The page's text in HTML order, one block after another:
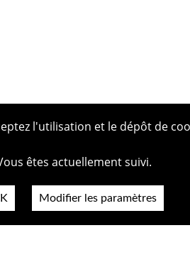
l'utilisation et le dépôt de
êtes actuellement suivi.
Modifier les paramètres